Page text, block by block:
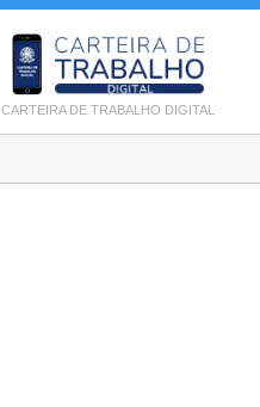
CARTEIRA DE TRABALHO DIGITAL